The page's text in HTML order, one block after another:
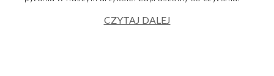
CZYTAJ DALEJ